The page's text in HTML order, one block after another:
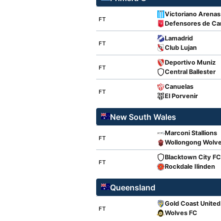
FT
Victoriano Arenas
Defensores de
FT
Lamadrid
Club Lujan
FT
Deportivo Muniz
Central Ballester
FT
Canuelas
El Porvenir
New South Wales
FT
Marconi Stallions
Wollongong
FT
Blacktown City FC
Rockdale Ilinden
Queensland
FT
Gold Coast United
Wolves FC